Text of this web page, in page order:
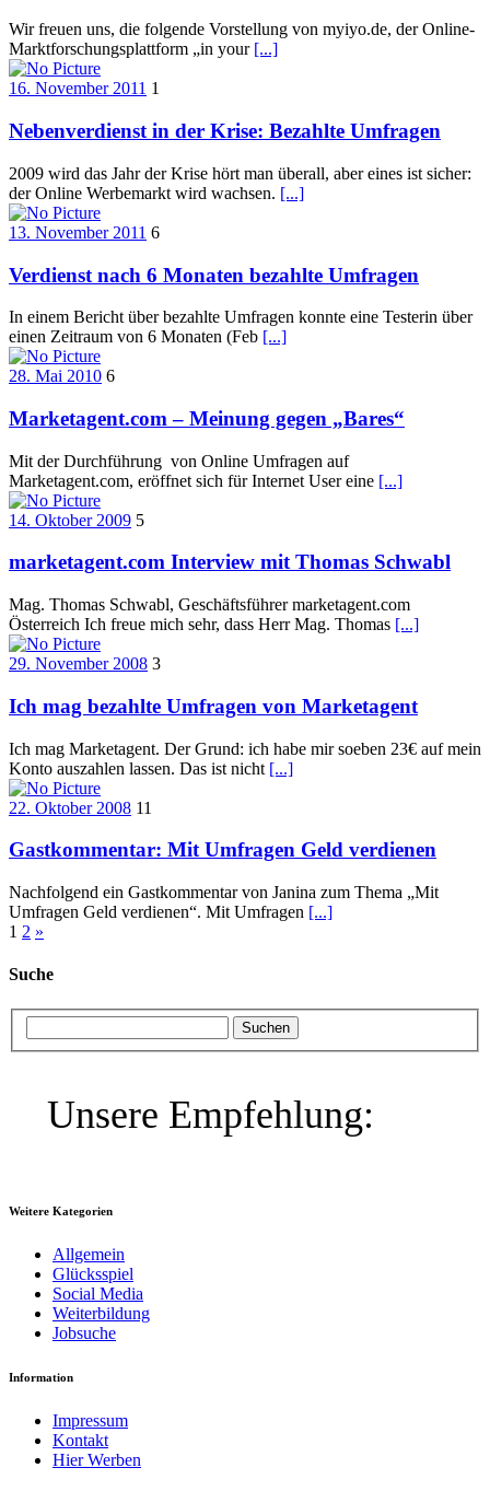
Wir freuen uns, die folgende Vorstellung von myiyo.de, der Online-
Marktforschungsplattform „in your [...]
16. November 2011 1
Nebenverdienst in der Krise: Bezahlte Umfragen
2009 wird das Jahr der Krise hört man überall, aber eines ist sicher:
der Online Werbemarkt wird wachsen. [...]
13. November 2011 6
Verdienst nach 6 Monaten bezahlte Umfragen
In einem Bericht über bezahlte Umfragen konnte eine Testerin über
einen Zeitraum von 6 Monaten (Feb [...]
28. Mai 2010 6
Marketagent.com – Meinung gegen „Bares“
Mit der Durchführung von Online Umfragen auf
Marketagent.com, eröffnet sich für Internet User eine [...]
14. Oktober 2009 5
marketagent.com Interview mit Thomas Schwabl
Mag. Thomas Schwabl, Geschäftsführer marketagent.com
Österreich Ich freue mich sehr, dass Herr Mag. Thomas [...]
29. November 2008 3
Ich mag bezahlte Umfragen von Marketagent
Ich mag Marketagent. Der Grund: ich habe mir soeben 23€ auf mein
Konto auszahlen lassen. Das ist nicht [...]
22. Oktober 2008 11
Gastkommentar: Mit Umfragen Geld verdienen
Nachfolgend ein Gastkommentar von Janina zum Thema „Mit
Umfragen Geld verdienen“. Mit Umfragen [...]
Seitennummerierung
der
1 2 »
Suche
Unsere Empfehlung:
Weitere Kategorien
Allgemein
Glücksspiel
Social Media
Weiterbildung
Jobsuche
Information
Impressum
Kontakt
Hier Werben